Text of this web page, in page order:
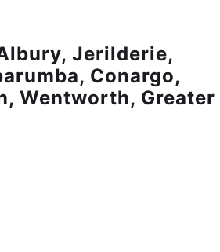
Albury, Jerilderie,
Conargo,
Wentworth, Greater